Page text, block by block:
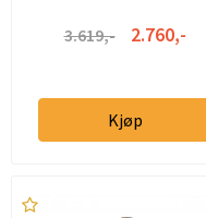
3.619,- 2.760,-
Kjøp